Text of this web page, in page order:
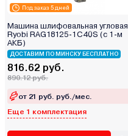
Под заказ 5 дней
Машина шлифовальная угловая
Ryobi RAG18125-1C40S (с 1-м
АКБ)
ДОСТАВИМ ПО МИНСКУ БЕСПЛАТНО
816.62 руб.
890.12 руб.
от 21 руб. руб./мес.
Еще 1 комплектация